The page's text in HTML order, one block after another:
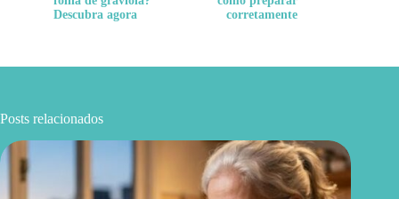
Descubra agora
corretamente
Posts relacionados